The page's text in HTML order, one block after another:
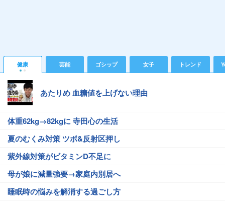
健康 芸能 ゴシップ 女子 トレンド
あたりめ 血糖値を上げない理由
体重62kg→82kgに 寺田心の生活
夏のむくみ対策 ツボ&反射区押し
紫外線対策がビタミンD不足に
母が娘に減量強要→家庭内別居へ
睡眠時の悩みを解消する過ごし方